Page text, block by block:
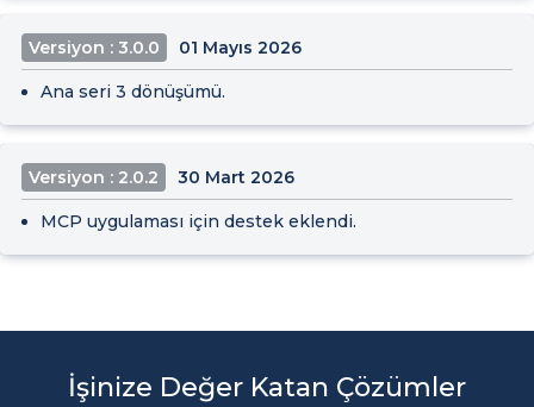
Versiyon : 3.0.0 01 Mayıs 2026
Ana seri 3 dönüşümü.
Versiyon : 2.0.2 30 Mart 2026
MCP uygulaması için destek eklendi.
İşinize Değer Katan Çözümler